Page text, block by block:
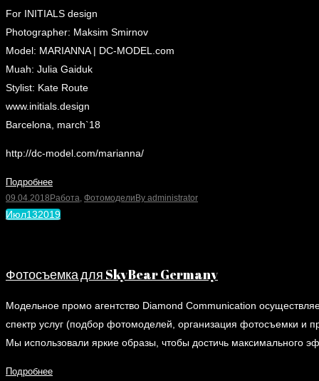
For INITIALS design
Photographer: Maksim Smirnov
Model: MARIANNA | DC-MODEL.com
Muah: Julia Gaiduk
Stylist: Kate Route
www.initials.design
Barcelona, march`18
http://dc-model.com/marianna/
Подробнее
09.04.2018 Работа, Фотомодели By administrator
Июл132019
Фотосъемка для SkyBear Germany
Модельное промо агентство Diamond Communication
спектр услуг (подбор фотомоделей, организация фотосъемки
Мы использовали яркие образы, чтобы достичь
Подробнее